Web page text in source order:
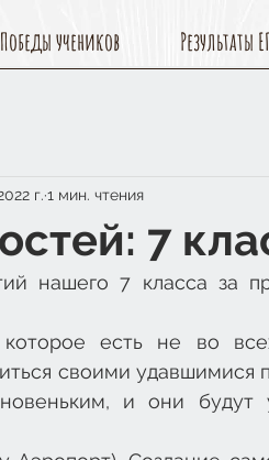
Победы учеников Результаты
7
г. 1 мин. чтения
нашего 7 класса за
есть не во
своими удавшимися
и они будут